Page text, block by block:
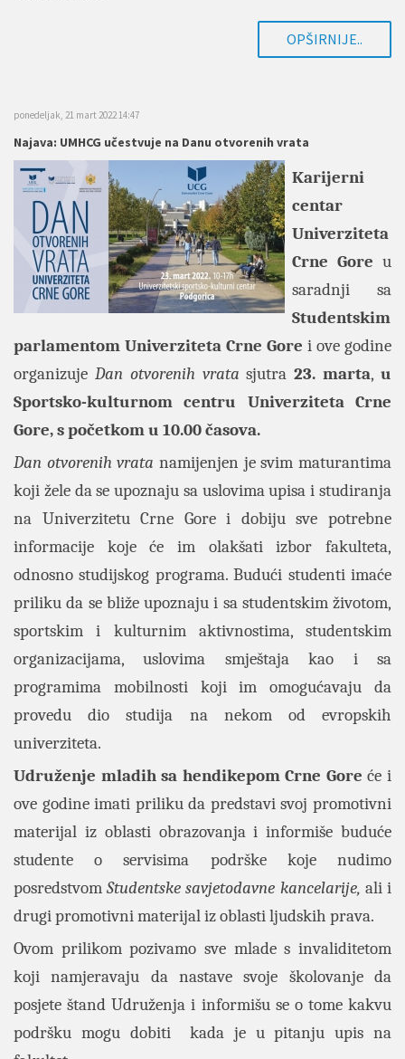
OPŠIRNIJE..
ponedeljak, 21 mart 2022 14:47
Najava: UMHCG učestvuje na Danu otvorenih vrata
Karijerni
centar
Univerziteta
Crne Gore u
saradnji sa
Studentskim
parlamentom Univerziteta Crne Gore i ove godine
organizuje Dan otvorenih vratasjutra23. marta,u
Sportsko-kulturnom centru Univerziteta Crne
Gore, s početkom u 10.00 časova.
Dan otvorenih vrata namijenjen je svim maturantima
koji žele da se upoznaju sa uslovima upisa i studiranja
na Univerzitetu Crne Gore i dobiju sve potrebne
informacije koje će im olakšati izbor fakulteta,
odnosno studijskog programa. Budući studenti imaće
priliku da se bliže upoznaju i sa studentskim životom,
sportskim i kulturnim aktivnostima, studentskim
organizacijama, uslovima smještaja kao i sa
programima mobilnosti koji im omogućavaju da
provedu dio studija na nekom od evropskih
univerziteta.
Udruženje mladih sa hendikepom Crne Gore će i
ove godine imati priliku da predstavi svoj promotivni
materijal iz oblasti obrazovanja i informiše buduće
studente o servisima podrške koje nudimo
posredstvomStudentske savjetodavne kancelarije, ali i
drugi promotivni materijal iz oblasti ljudskih prava.
Ovom prilikom pozivamo sve mlade s invaliditetom
koji namjeravaju da nastave svoje školovanje da
posjete štand Udruženja i informišu se o tome kakvu
podršku mogu dobiti kada je u pitanju upis na